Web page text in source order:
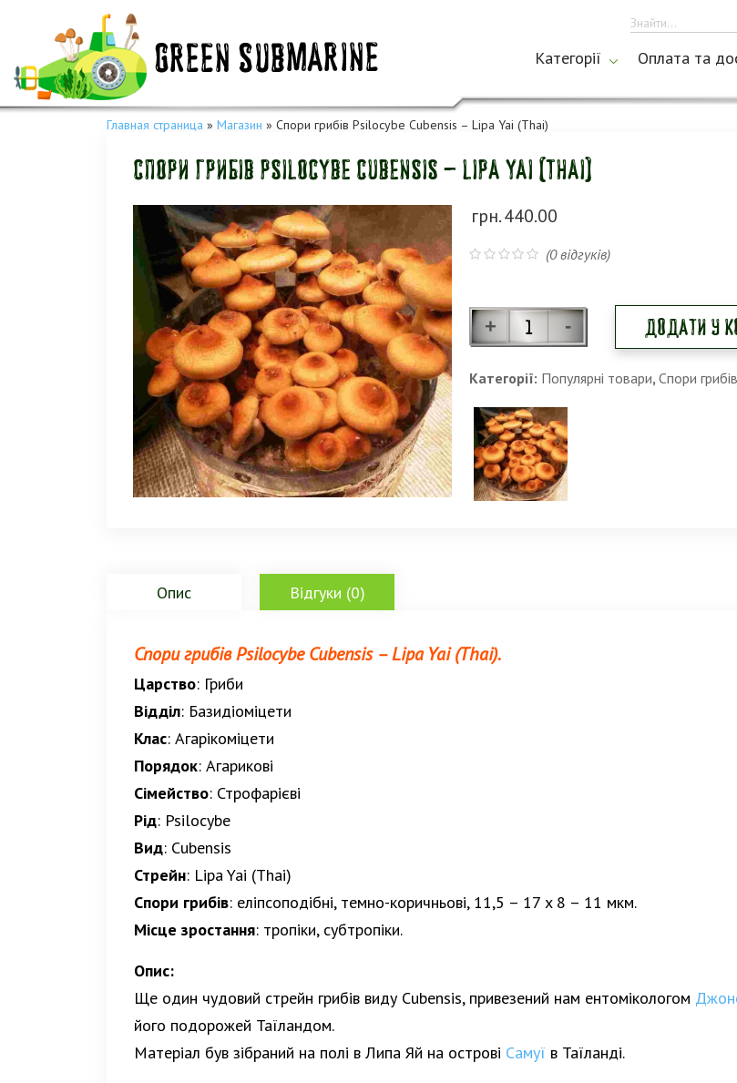
Категорії Оплата та
Главная страница » Магазин » Спори грибів Psilocybe Cubensis – Lipa Yai (Thai)
Спори грибів Psilocybe Cubensis – Lipa Yai (Thai)
грн.440.00
(0відгуків)
Додати у
Категорії: Популярні товари, Спори
Опис Відгуки (0)
Спори грибів Psilocybe Cubensis – Lipa Yai (Thai).
Царство: Гриби
Відділ: Базидіоміцети
Клас: Агарікоміцети
Порядок: Агарикові
Сімейство: Строфарієві
Рід: Psilocybe
Вид: Cubensis
Стрейн: Lipa Yai (Thai)
Спори грибів: еліпсоподібні, темно-коричньові, 11,5 – 17 x 8 – 11 мкм.
Місце зростання: тропіки, субтропіки.
Опис:
Ще один чудовий стрейн грибів виду Cubensis, привезений нам ентомікологом
його подорожей Таїландом.
Матеріал був зібраний на полі в Липа Яй на острові Самуї в Таїланді.